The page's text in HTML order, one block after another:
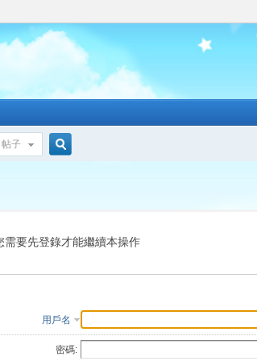
帖子
索
需要先登錄才能繼續本操作
用戶名
密碼: